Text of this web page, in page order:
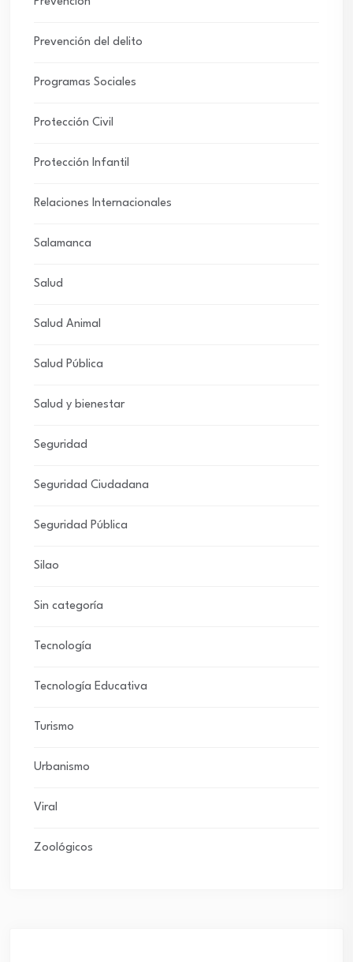
Prevención del delito
Programas Sociales
Protección Civil
Protección Infantil
Relaciones Internacionales
Salamanca
Salud
Salud Animal
Salud Pública
Salud y bienestar
Seguridad
Seguridad Ciudadana
Seguridad Pública
Silao
Sin categoría
Tecnología
Tecnología Educativa
Turismo
Urbanismo
Viral
Zoológicos